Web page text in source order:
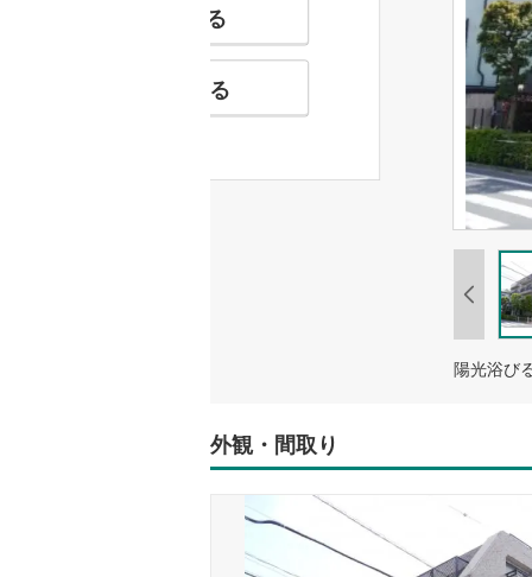
特徴の似た物件を見る
お気に入りに追加する
外観・間取り